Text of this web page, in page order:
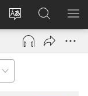
Websitesprache
ändern
Anmelden
(öffnet
neues
Fenster)
Suche